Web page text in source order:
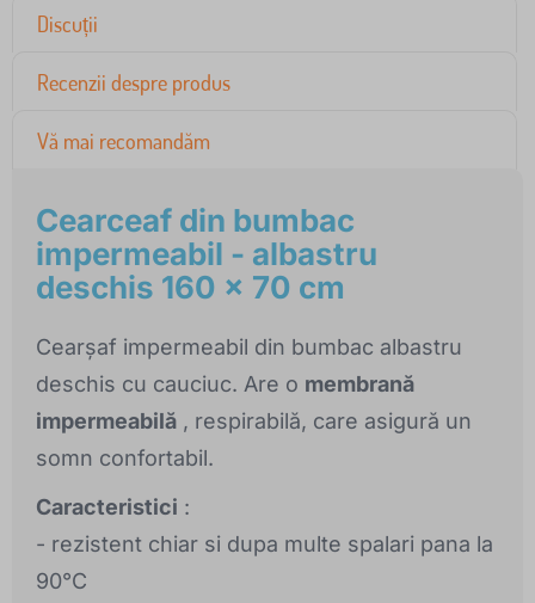
Discuții
Recenzii despre produs
Vă mai recomandăm
Cearceaf din bumbac
impermeabil - albastru
deschis 160 x 70 cm
Cearșaf impermeabil din bumbac albastru
deschis cu cauciuc. Are o membrană
impermeabilă , respirabilă, care asigură un
somn confortabil.
Caracteristici :
- rezistent chiar si dupa multe spalari pana la
90°C